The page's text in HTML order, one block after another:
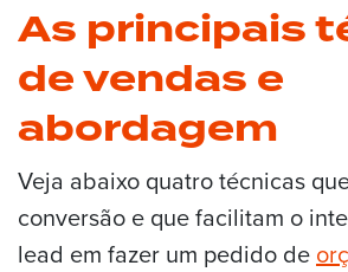
As principais
de vendas e
abordagem
Veja abaixo quatro técnicas
conversão e que facilitam o
lead em fazer um pedido de